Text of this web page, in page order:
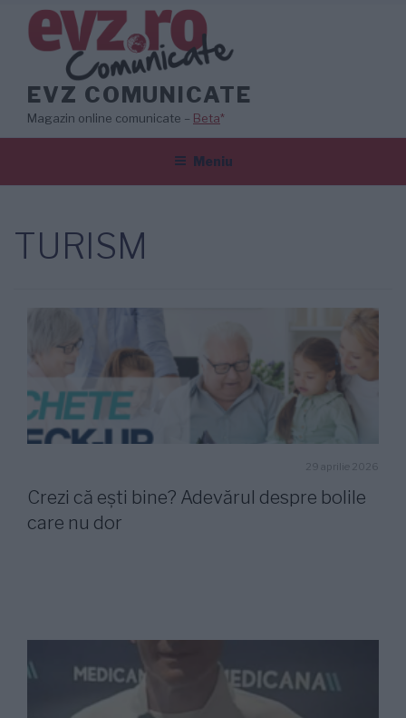
conținut
EVZ COMUNICATE
Magazin online comunicate – Beta*
Meniu
TURISM
29 aprilie 2026
Crezi că ești bine? Adevărul despre bolile
care nu dor